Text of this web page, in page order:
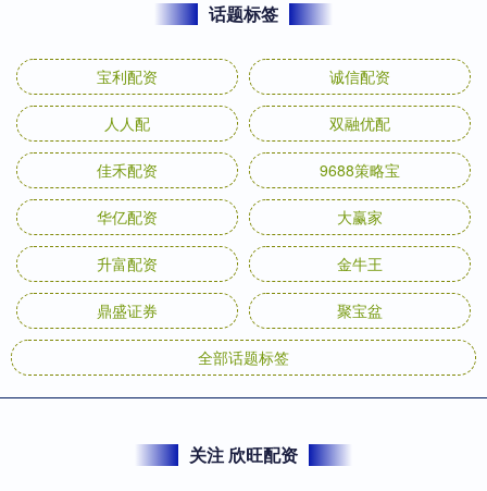
话题标签
宝利配资 诚信配资
人人配 双融优配
佳禾配资 9688策略宝
华亿配资 大赢家
升富配资 金牛王
鼎盛证券 聚宝盆
全部话题标签
关注 欣旺配资